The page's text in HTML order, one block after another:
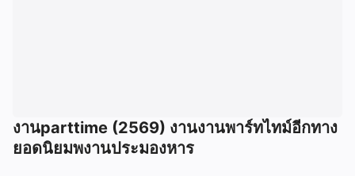
งานparttime (2569) งานงานพาร์ทไทม์อีกทาง
ยอดนิยมพงานประมองหาร